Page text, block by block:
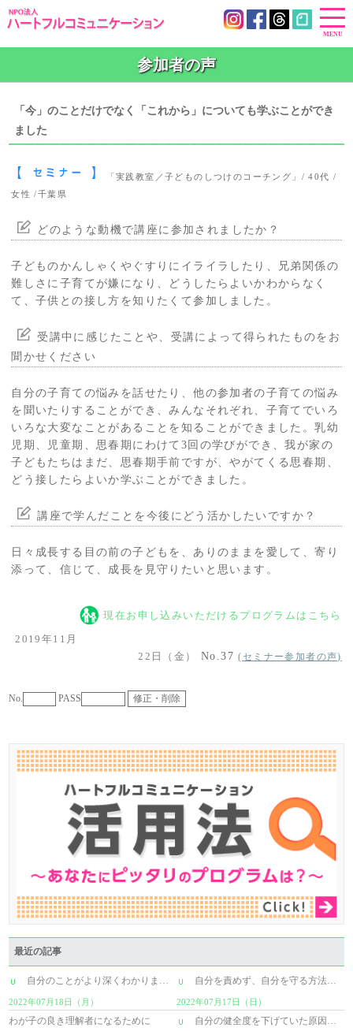
参加者の声
「今」のことだけでなく「これから」についても学ぶことができ
ました
「実践教室／子どものしつけのコーチング」/ 40代 /
女性 /千葉県
どのような動機で講座に参加されましたか？
子どものかんしゃくやぐすりにイライラしたり、兄弟関係の
難しさに子育てが嫌になり、どうしたらよいかわからなく
て、子供との接し方を知りたくて参加しました。
受講中に感じたことや、受講によって得られたものをお
聞かせください
自分の子育ての悩みを話せたり、他の参加者の子育ての悩み
を聞いたりすることができ、みんなそれぞれ、子育てでいろ
いろな大変なことがあることを知ることができました。乳幼
児期、児童期、思春期にわけて3回の学びができ、我が家の
子どもたちはまだ、思春期手前ですが、やがてくる思春期、
どう接したらよいか学ぶことができました。
講座で学んだことを今後にどう活かしたいですか？
日々成長する目の前の子どもを、ありのままを愛して、寄り
添って、信じて、成長を見守りたいと思います。
現在お申し込みいただけるプログラムはこちら
2019年11月
22日（金）
No.37(セミナー参加者の声)
No. PASS
最近の記事
自分のことがより深くわかりました
2022年07月18日（月）
自分を責めず、自分を守る方法を手に入..
2022年07月17日（日）
わが子の良き理解者になるために 自分の健全度を下げていた原因を知りま..